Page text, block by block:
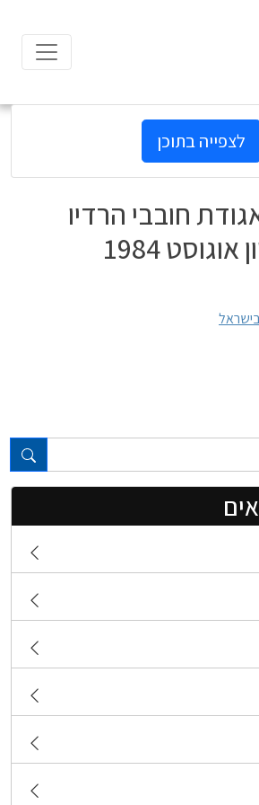
לצפייה בתוכן
חובבי הרדיו
1984